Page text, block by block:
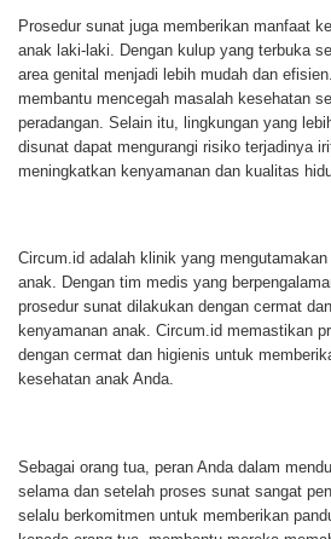
Prosedur sunat juga memberikan manfaat
anak laki-laki. Dengan kulup yang terbuka
area genital menjadi lebih mudah dan
membantu mencegah masalah kesehatan
peradangan. Selain itu, lingkungan yang
disunat dapat mengurangi risiko terjadinya
meningkatkan kenyamanan dan kualitas
Circum.id adalah klinik yang
anak. Dengan tim medis yang
prosedur sunat dilakukan dengan cermat
kenyamanan anak. Circum.id memastikan
dengan cermat dan higienis untuk
kesehatan anak Anda.
Sebagai orang tua, peran Anda dalam
selama dan setelah proses sunat sangat
selalu berkomitmen untuk memberikan